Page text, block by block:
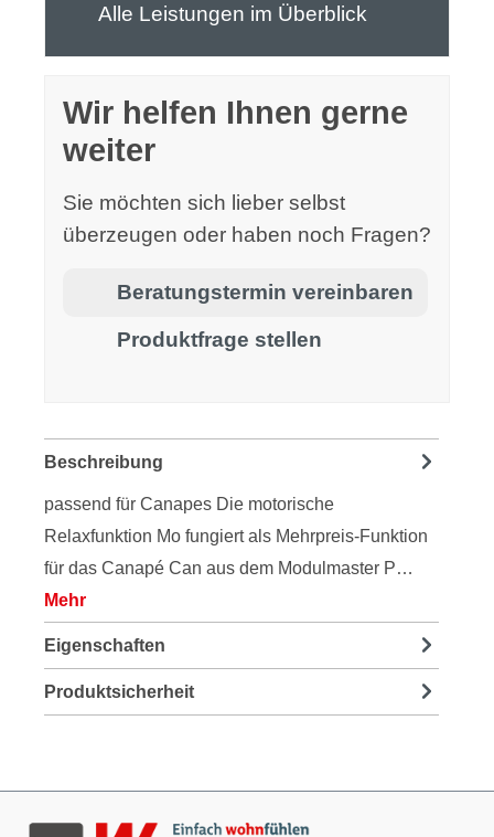
Alle Leistungen im Überblick
Wir helfen Ihnen gerne
weiter
Sie möchten sich lieber selbst
überzeugen oder haben noch Fragen?
Beratungstermin vereinbaren
Produktfrage stellen
Beschreibung
passend für Canapes Die motorische
Relaxfunktion Mo fungiert als Mehrpreis-Funktion
für das Canapé Can aus dem Modulmaster P…
Mehr
Eigenschaften
Produktsicherheit